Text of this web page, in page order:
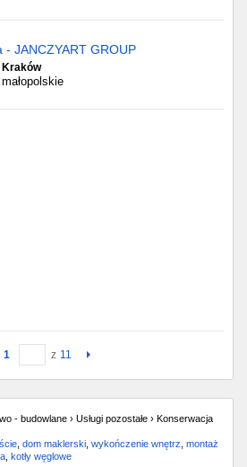
- JANCZYART GROUP
Kraków
małopolskie
1 z 11
- budowlane › Usługi pozostałe › Konserwacja
dom maklerski wykończenie wnętrz montaż
kotły węglowe